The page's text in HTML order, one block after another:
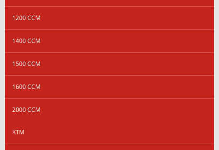
1200 CCM
1400 CCM
1500 CCM
1600 CCM
2000 CCM
KTM